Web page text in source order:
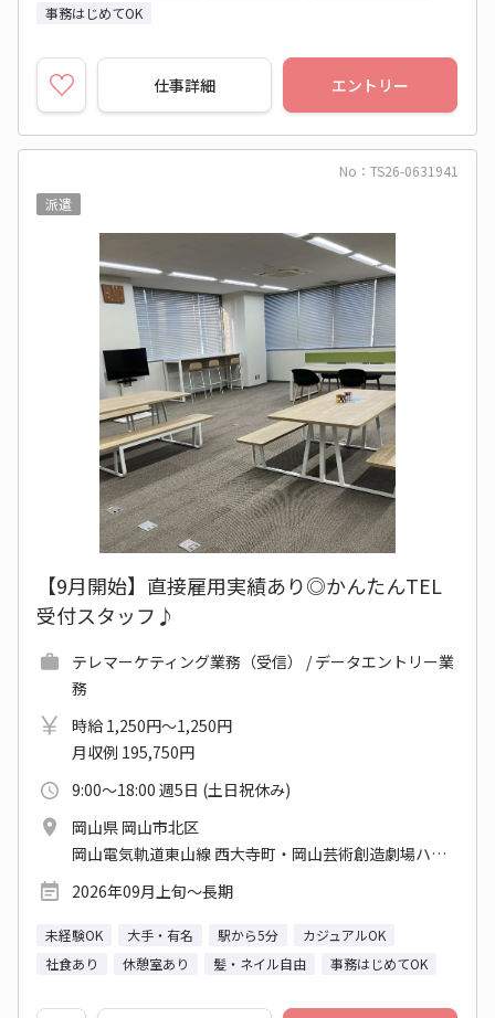
事務はじめてOK
仕事詳細 エントリー
No：TS26-0631941
派遣
【9月開始】直接雇用実績あり◎かんたんTEL
受付スタッフ♪
テレマーケティング業務（受信） / データエントリー業
務
時給 1,250円～1,250円
月収例 195,750円
9:00～18:00 週5日 (土日祝休み)
岡山県 岡山市北区
岡山電気軌道東山線 西大寺町・岡山芸術創造劇場ハレノワ前駅 他
2026年09月上旬～長期
未経験OK 大手・有名 駅から5分
カジュアルOK
社食あり
休憩室あり 髪・ネイル自由 事務はじめてOK